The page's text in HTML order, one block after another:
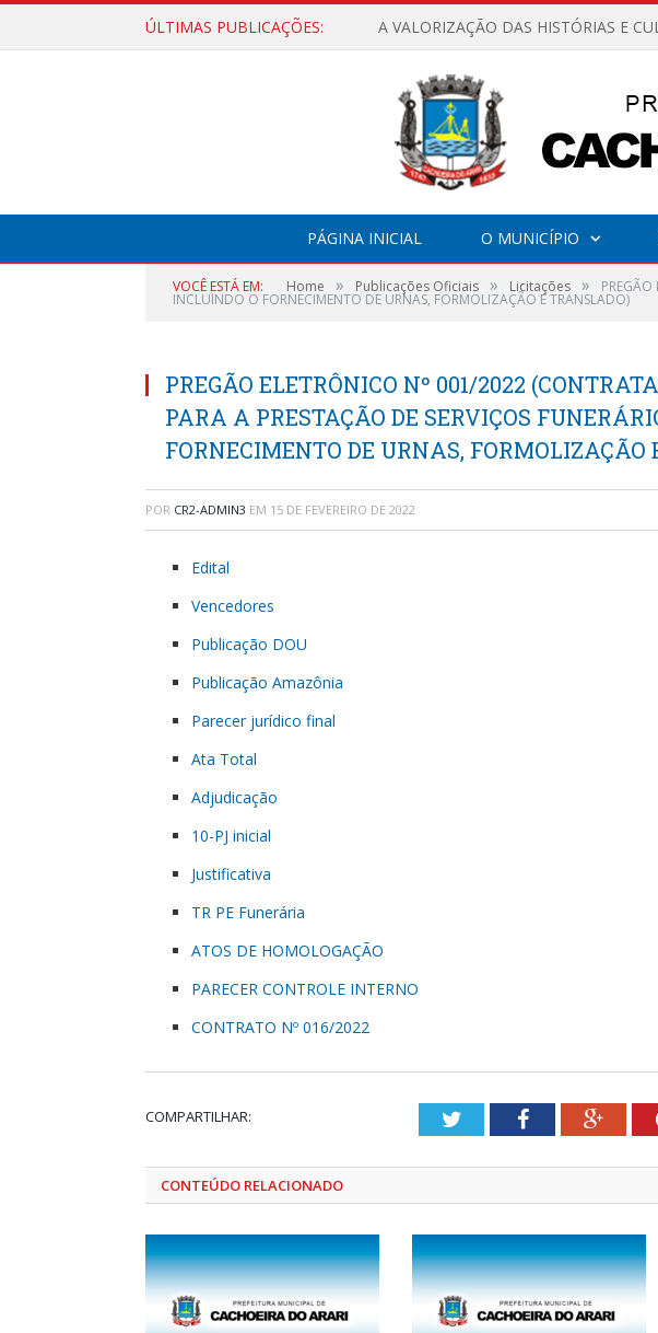
ÚLTIMAS PUBLICAÇÕES: A VALORIZAÇÃO DAS HISTÓRIAS E
PÁGINA INICIAL O MUNICÍPIO
VOCÊ ESTÁ EM: Home » Publicações Oficiais » Licitações » PREGÃO
INCLUINDO O FORNECIMENTO DE URNAS, FORMOLIZAÇÃO E TRANSLADO)
PREGÃO ELETRÔNICO Nº 001/2022
PARA A PRESTAÇÃO DE SERVIÇOS
FORNECIMENTO DE URNAS, FORMOLIZAÇÃO
POR CR2-ADMIN3 EM 15 DE FEVEREIRO DE 2022
Edital
Vencedores
Publicação DOU
Publicação Amazônia
Parecer jurídico final
Ata Total
Adjudicação
10-PJ inicial
Justificativa
TR PE Funerária
ATOS DE HOMOLOGAÇÃO
PARECER CONTROLE INTERNO
CONTRATO Nº 016/2022
COMPARTILHAR: TwitterFacebook
CONTEÚDO RELACIONADO